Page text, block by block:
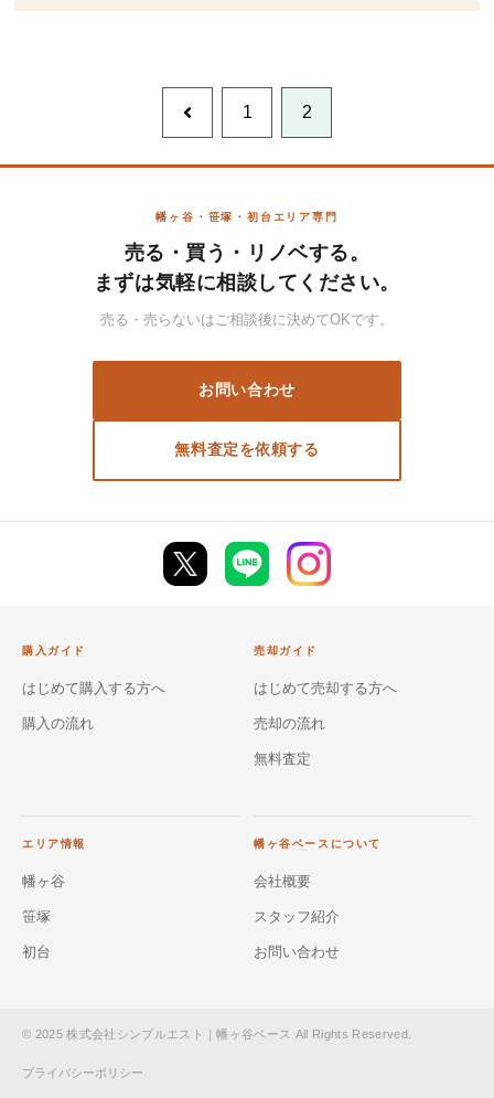
前
へ
1 2
幡ヶ谷・笹塚・初台エリア専門
売る・買う・リノベする。
まずは気軽に相談してください。
売る・売らないはご相談後に決めてOKです。
お問い合わせ
無料査定を依頼する
購入ガイド
はじめて購入する方へ
購入の流れ
売却ガイド
はじめて売却する方へ
売却の流れ
無料査定
エリア情報
幡ヶ谷
笹塚
初台
幡ヶ谷ベースについて
会社概要
スタッフ紹介
お問い合わせ
© 2025 株式会社シンプルエスト｜幡ヶ谷ベース All Rights Reserved.
プライバシーポリシー